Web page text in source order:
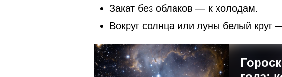
Закат без облаков — к холодам.
Вокруг солнца или луны белый круг